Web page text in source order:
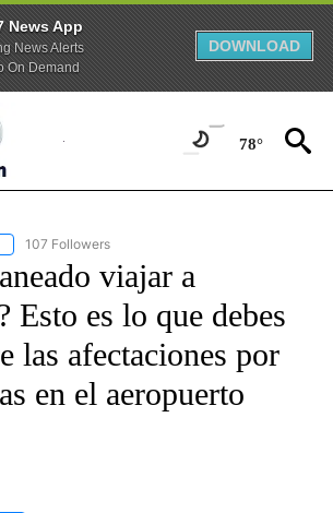
News App
News Alerts
On Demand
DOWNLOAD
78°
"NEWS" TO RECEIVE NOTIFICATIONS ABOUT
107 Followers
viajar a
Esto es lo que debes
las afectaciones por
en el aeropuerto